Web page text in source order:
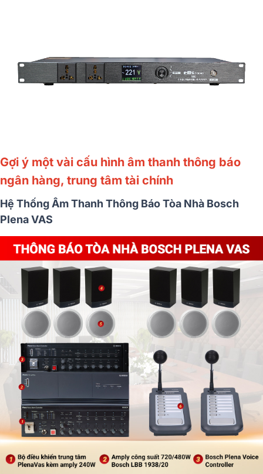
Gợi ý một vài cấu hình âm thanh thông báo
ngân hàng, trung tâm tài chính
Hệ Thống Âm Thanh Thông Báo Tòa Nhà Bosch
Plena VAS